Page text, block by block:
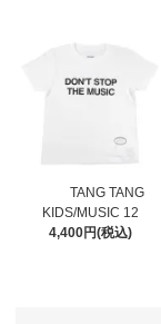
TANG TANG
KIDS/MUSIC 12
4,400円(税込)